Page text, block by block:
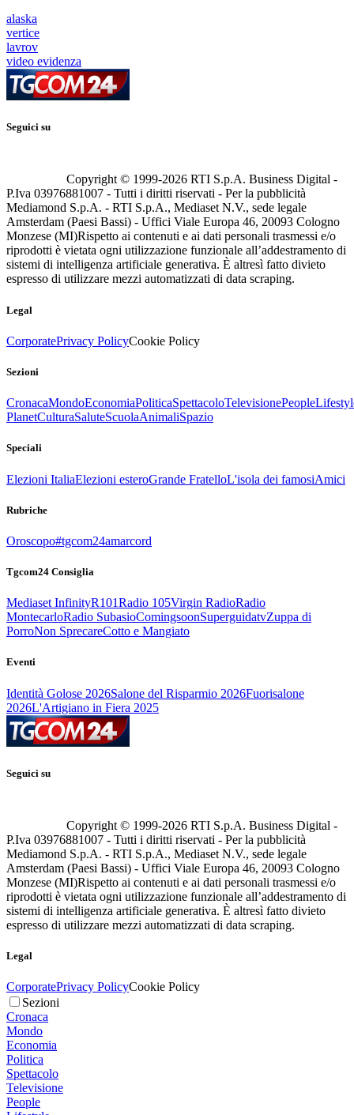
alaska
vertice
lavrov
video evidenza
Seguici su
Copyright © 1999-2026 RTI S.p.A. Business Digital -
P.Iva 03976881007 - Tutti i diritti riservati - Per la pubblicità
Mediamond S.p.A. - RTI S.p.A., Mediaset N.V., sede legale
Amsterdam (Paesi Bassi) - Uffici Viale Europa 46, 20093 Cologno
Monzese (MI)Rispetto ai contenuti e ai dati personali trasmessi e/o
riprodotti è vietata ogni utilizzazione funzionale all’addestramento di
sistemi di intelligenza artificiale generativa. È altresì fatto divieto
espresso di utilizzare mezzi automatizzati di data scraping.
Legal
CorporatePrivacy PolicyCookie Policy
Sezioni
CronacaMondoEconomiaPoliticaSpettacoloTelevisionePeople
PlanetCulturaSaluteScuolaAnimaliSpazio
Speciali
Elezioni ItaliaElezioni esteroGrande FratelloL'isola dei famosiAmici
Rubriche
Oroscopo#tgcom24amarcord
Tgcom24 Consiglia
Mediaset InfinityR101Radio 105Virgin RadioRadio
MontecarloRadio SubasioComingsoonSuperguidatvZuppa di
PorroNon SprecareCotto e Mangiato
Eventi
Identità Golose 2026Salone del Risparmio 2026Fuorisalone
2026L'Artigiano in Fiera 2025
Seguici su
Copyright © 1999-2026 RTI S.p.A. Business Digital -
P.Iva 03976881007 - Tutti i diritti riservati - Per la pubblicità
Mediamond S.p.A. - RTI S.p.A., Mediaset N.V., sede legale
Amsterdam (Paesi Bassi) - Uffici Viale Europa 46, 20093 Cologno
Monzese (MI)Rispetto ai contenuti e ai dati personali trasmessi e/o
riprodotti è vietata ogni utilizzazione funzionale all’addestramento di
sistemi di intelligenza artificiale generativa. È altresì fatto divieto
espresso di utilizzare mezzi automatizzati di data scraping.
Legal
CorporatePrivacy PolicyCookie Policy
Sezioni
Cronaca
Mondo
Economia
Politica
Spettacolo
Televisione
People